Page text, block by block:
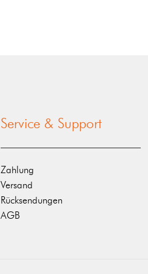
Service & Support
Zahlung
Versand
Rücksendungen
AGB